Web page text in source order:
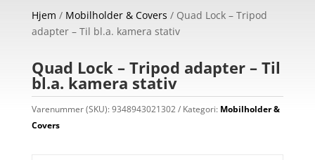
Hjem / Mobilholder & Covers / Quad Lock – Tripod
adapter – Til bl.a. kamera stativ
Quad Lock – Tripod adapter – Til
bl.a. kamera stativ
Varenummer (SKU):9348943021302 Kategori: Mobilholder &
Covers